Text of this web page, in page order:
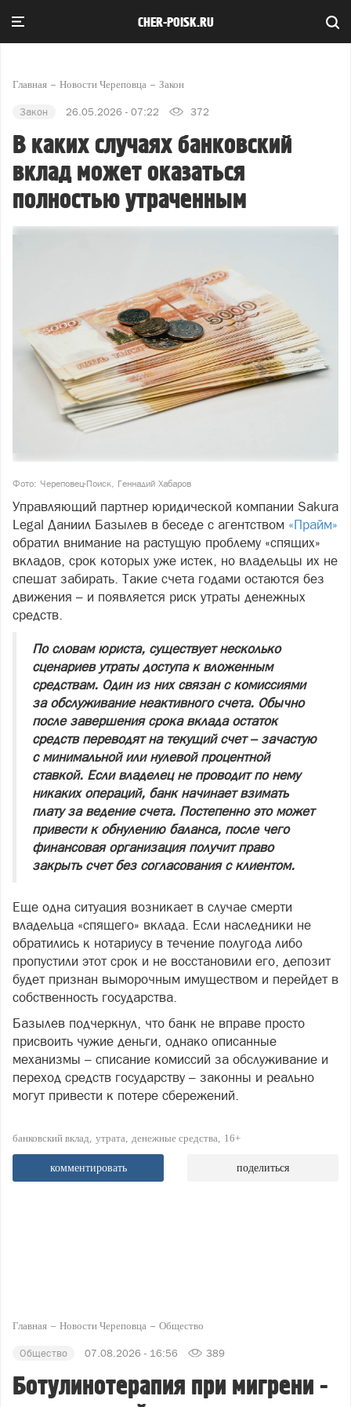
CHER-POISK.RU
Главная Новости Череповца Закон
Закон 26.05.2026 - 07:22 372
В каких случаях банковский
вклад может оказаться
полностью утраченным
Фото: Череповец-Поиск, Геннадий Хабаров
Управляющий партнер юридической компании Sakura
Legal Даниил Базылев в беседе с агентством «Прайм»
обратил внимание на растущую проблему «спящих»
вкладов, срок которых уже истек, но владельцы их не
спешат забирать. Такие счета годами остаются без
движения – и появляется риск утраты денежных
средств.
По словам юриста, существует несколько
сценариев утраты доступа к вложенным
средствам. Один из них связан с комиссиями
за обслуживание неактивного счета. Обычно
после завершения срока вклада остаток
средств переводят на текущий счет – зачастую
с минимальной или нулевой процентной
ставкой. Если владелец не проводит по нему
никаких операций, банк начинает взимать
плату за ведение счета. Постепенно это может
привести к обнулению баланса, после чего
финансовая организация получит право
закрыть счет без согласования с клиентом.
Еще одна ситуация возникает в случае смерти
владельца «спящего» вклада. Если наследники не
обратились к нотариусу в течение полугода либо
пропустили этот срок и не восстановили его, депозит
будет признан выморочным имуществом и перейдет в
собственность государства.
Базылев подчеркнул, что банк не вправе просто
присвоить чужие деньги, однако описанные
механизмы – списание комиссий за обслуживание и
переход средств государству – законны и реально
могут привести к потере сбережений.
банковский вклад утрата денежные средства 16+
комментировать поделиться
Главная Новости Череповца Общество
Общество 07.08.2026 - 16:56 389
Ботулинотерапия при мигрени -